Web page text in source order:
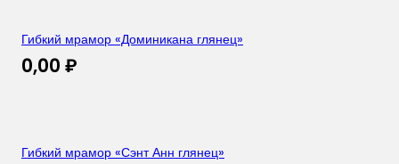
Гибкий мрамор «Доминикана глянец»
0,00 ₽
Гибкий мрамор «Сэнт Анн глянец»